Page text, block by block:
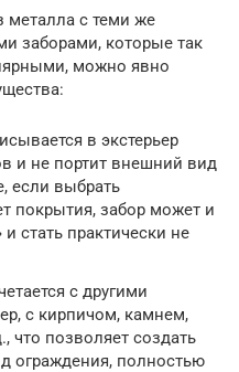
металла с теми же
заборами, которые так
можно явно
в экстерьер
и не портит внешний вид
если выбрать
покрытия, забор может и
стать практически не
с другими
с кирпичом, камнем,
что позволяет создать
ограждения, полностью